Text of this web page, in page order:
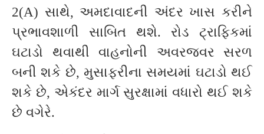
2(A) સાથે, અમદાવાદની અંદર ખાસ કરીને
પ્રભાવશાળી સાબિત થશે. રોડ ટ્રાફિકમાં
ઘટાડો થવાથી વાહનોની અવરજવર સરળ
બની શકે છે, મુસાફરીના સમયમાં ઘટાડો થઈ
શકે છે, એકંદર માર્ગ સુરક્ષામાં વધારો થઈ શકે
છે વગેરે.